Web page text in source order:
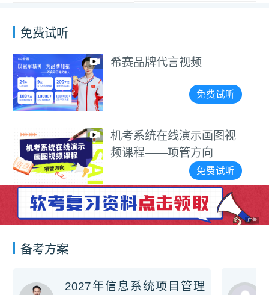
免费试听
希赛品牌代言视频
免费试听
机考系统在线演示画图视
频课程——项管方向
免费试听
广告
备考方案
2027年信息系统项目管理